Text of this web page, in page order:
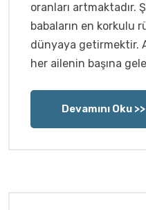
oranları artmaktadır.
babaların en korkulu
dünyaya getirmektir.
her ailenin başına
Devamını Oku >>